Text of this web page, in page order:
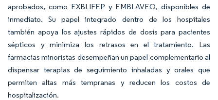
aprobados, como EXBLIFEP y EMBLAVEO, disponibles de
inmediato. Su papel integrado dentro de los hospitales
también apoya los ajustes rápidos de dosis para pacientes
sépticos y minimiza los retrasos en el tratamiento. Las
farmacias minoristas desempeñan un papel complementario al
dispensar terapias de seguimiento inhaladas y orales que
permiten altas más tempranas y reducen los costos de
hospitalización.